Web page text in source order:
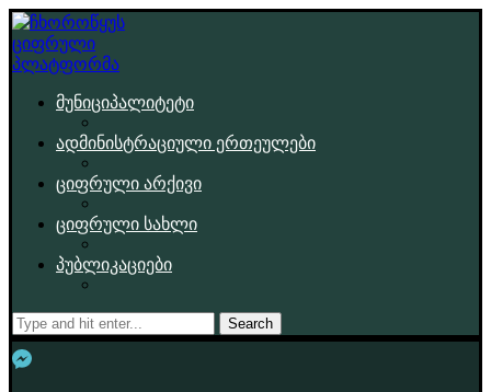
მუნიციპალიტეტი
ადმინისტრაციული ერთეულები
ციფრული არქივი
ციფრული სახლი
პუბლიკაციები
Search